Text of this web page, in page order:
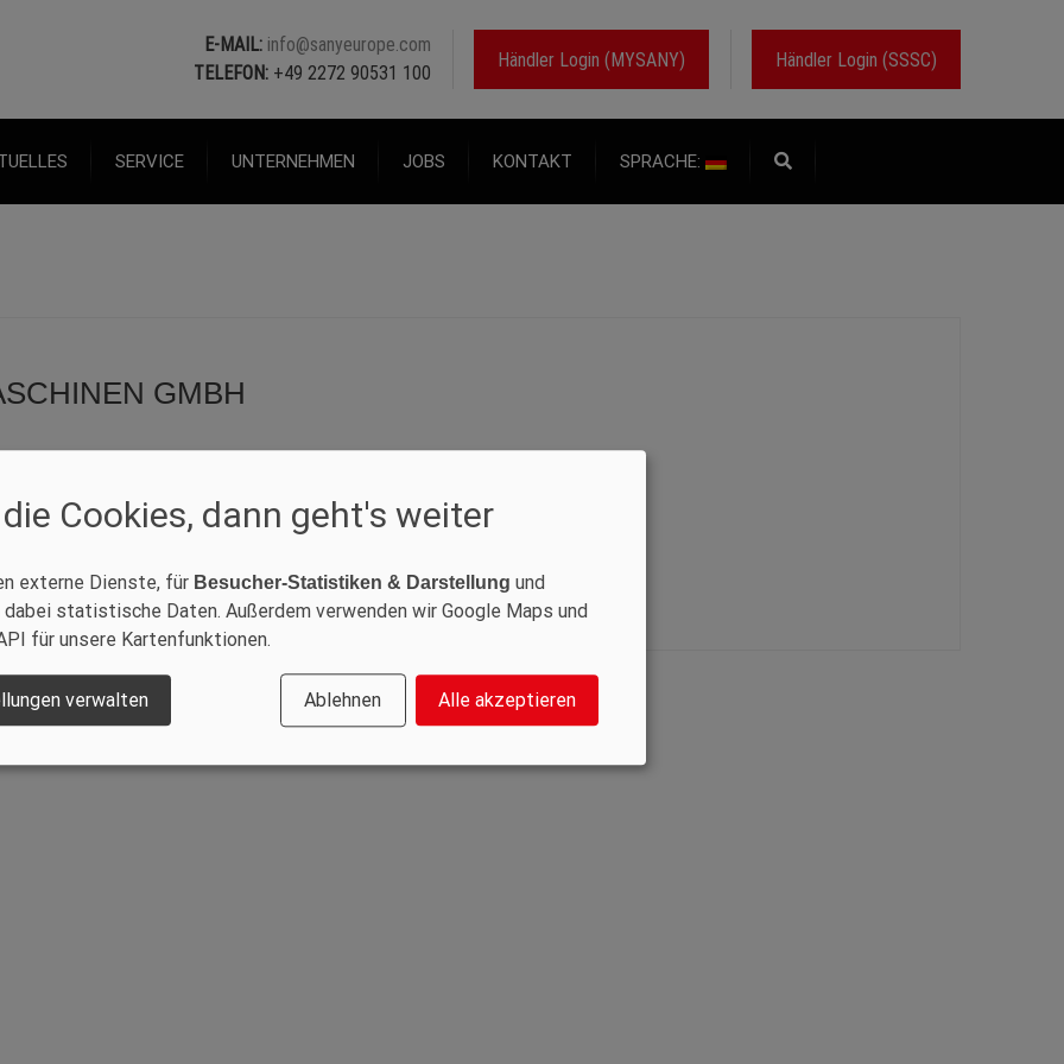
Händler Login (SSSC)
Händler Login (MYSANY)
E-MAIL: info@sanyeurope.com
TELEFON: +49 2272 90531 100
SERVICE UNTERNEHMEN JOBS KONTAKT SPRACHE:
GMBH
(0) 4409 971 70
lindern.de
klarmann.de
Cookies, dann geht's weiter
externe Dienste, für Besucher-Statistiken & Darstellung und
statistische Daten. Außerdem verwenden wir Google Maps und
für unsere Kartenfunktionen.
verwalten Ablehnen Alle akzeptieren